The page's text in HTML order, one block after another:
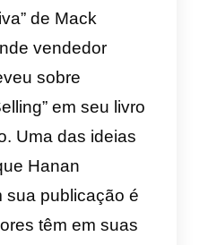
da venda
suas
o conceito de
de Mack